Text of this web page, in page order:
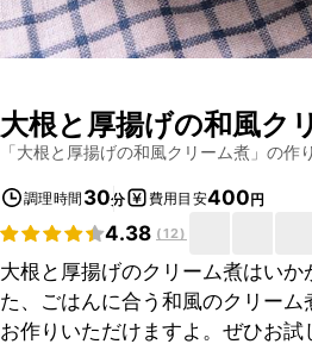
大根と厚揚げの和風ク
「大根と厚揚げの和風クリーム煮 」の作
調理時間 30分 費用目安400円
4.38 (12)
大根と厚揚げのクリーム煮はい
た、ごはんに合う和風のクリー
お作りいただけますよ。ぜひお試